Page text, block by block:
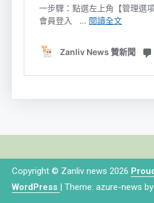
Copyright © Zanliv news 2026
WordPress | Theme: azure-news by